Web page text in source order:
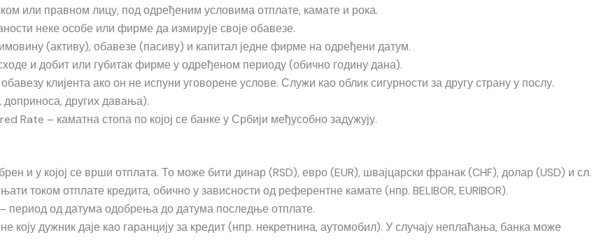
или правном лицу, под одређеним условима отплате, камате и рока.
неке особе или фирме да измирује своје обавезе.
имовину (активу), обавезе (пасиву) и капитал једне фирме на одређени датум.
и добит или губитак фирме у одређеном периоду (обично годину дана).
клијента ако он не испуни уговорене услове. Служи као облик сигурности за другу страну у послу.
доприноса, других давања).
Rate – каматна стопа по којој се банке у Србији међусобно задужују.
и у којој се врши отплата. То може бити динар (RSD), евро (EUR), швајцарски франак (CHF), долар (USD) и сл.
током отплате кредита, обично у зависности од референтне камате (нпр. BELIBOR, EURIBOR).
период од датума одобрења до датума последње отплате.
дужник даје као гаранцију за кредит (нпр. некретнина, аутомобил). У случају неплаћања, банка може